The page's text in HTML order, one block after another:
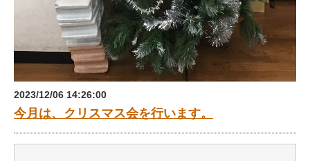
2023/12/06 14:26:00
今月は、クリスマス会を行います。